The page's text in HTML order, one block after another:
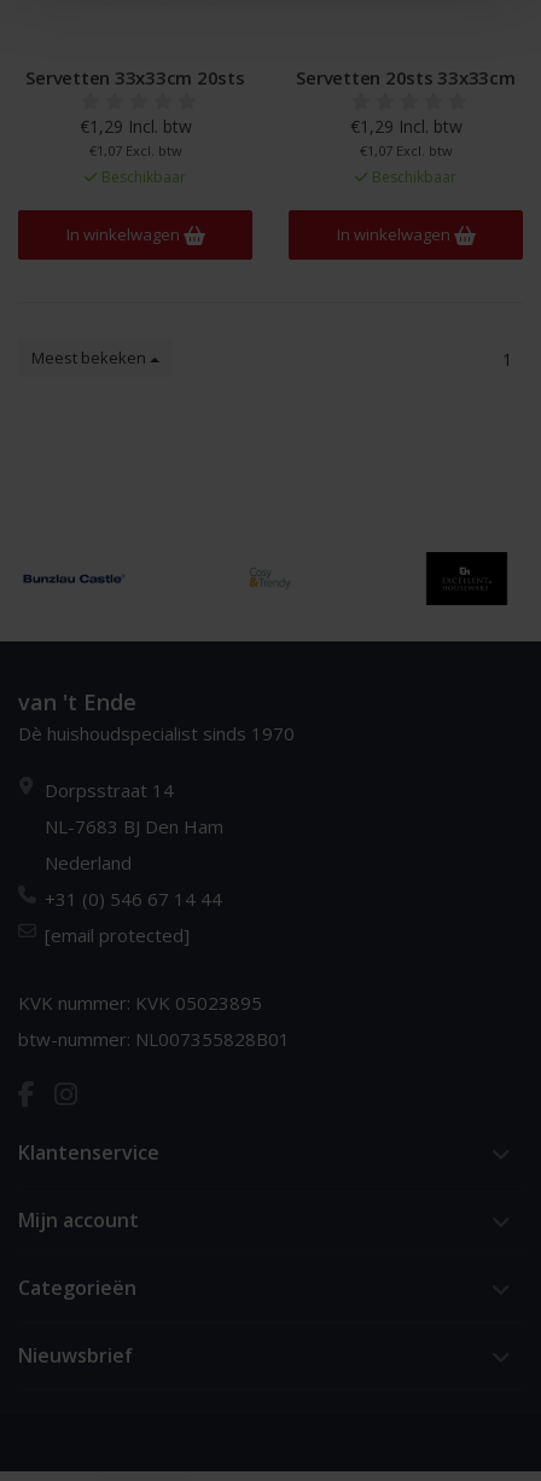
Servetten 33x33cm 20sts
€1,29 Incl. btw
€1,07 Excl. btw
Beschikbaar
In winkelwagen
Servetten 20sts 33x33cm
€1,29 Incl. btw
€1,07 Excl. btw
Beschikbaar
In winkelwagen
Meest bekeken 1
van 't Ende
Dè huishoudspecialist sinds 1970
Dorpsstraat 14
NL-7683 BJ Den Ham
Nederland
+31 (0) 546 67 14 44
[email protected]
KVK nummer: KVK 05023895
btw-nummer: NL007355828B01
Klantenservice
Mijn account
Categorieën
Nieuwsbrief